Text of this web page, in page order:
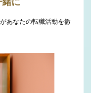
あなたの転職活動を徹